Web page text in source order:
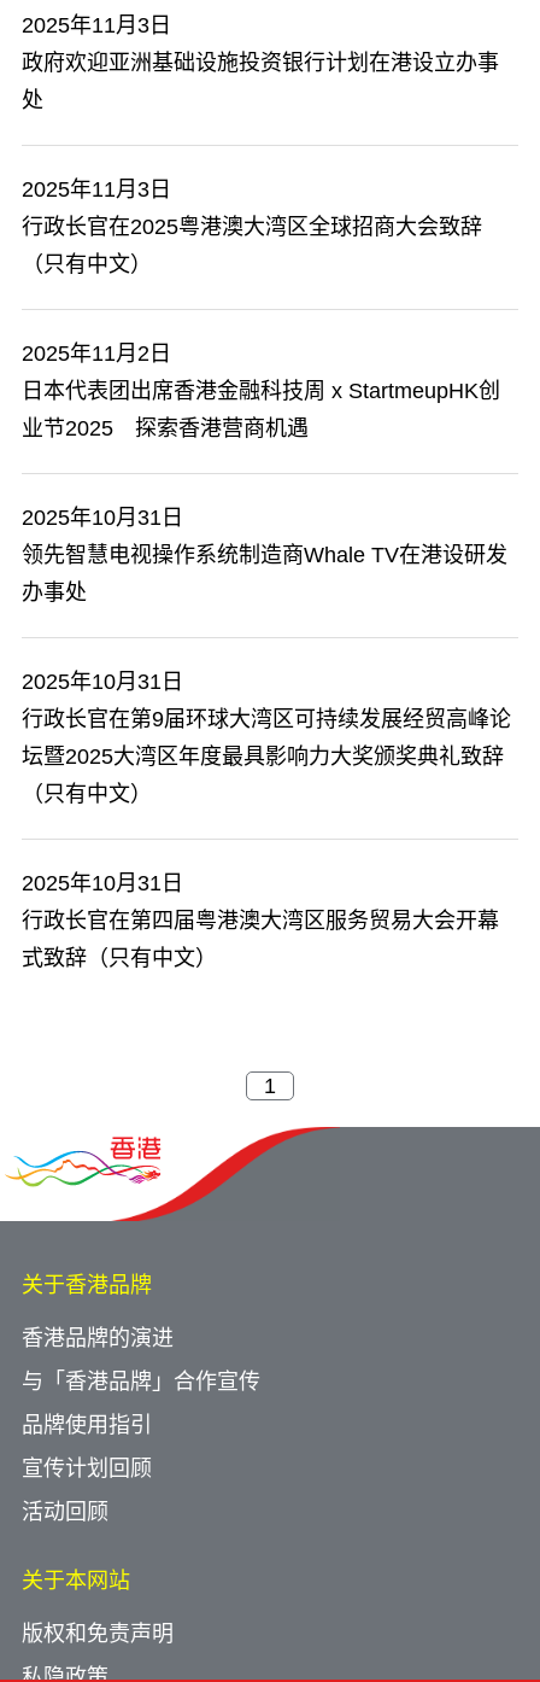
2025年11月3日
政府欢迎亚洲基础设施投资银行计划在港设立办事
处
2025年11月3日
行政长官在2025粤港澳大湾区全球招商大会致辞
（只有中文）
2025年11月2日
日本代表团出席香港金融科技周 x StartmeupHK创
业节2025 探索香港营商机遇
2025年10月31日
领先智慧电视操作系统制造商Whale TV在港设研发
办事处
2025年10月31日
行政长官在第9届环球大湾区可持续发展经贸高峰论
坛暨2025大湾区年度最具影响力大奖颁奖典礼致辞
（只有中文）
2025年10月31日
行政长官在第四届粤港澳大湾区服务贸易大会开幕
式致辞（只有中文）
关于香港品牌
香港品牌的演进
与「香港品牌」合作宣传
品牌使用指引
宣传计划回顾
活动回顾
关于本网站
版权和免责声明
私隐政策